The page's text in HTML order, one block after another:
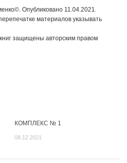
Опубликовано 11.04.2021.
материалов указывать
защищены авторским правом
КОМПЛЕКС № 1
08.12.2021